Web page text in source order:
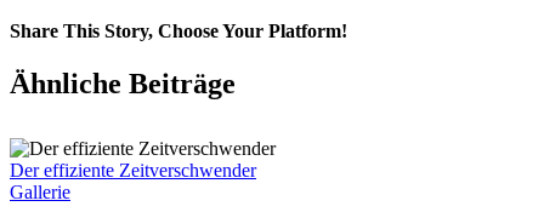
Share This Story, Choose Your Platform!
Ähnliche Beiträge
Der effiziente Zeitverschwender
Gallerie